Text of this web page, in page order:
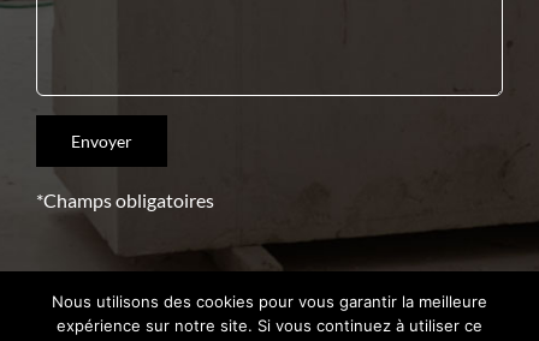
*Champs obligatoires
Copyright 2021 – Crédits Intrasite
Nous utilisons des cookies pour vous garantir la meilleure
expérience sur notre site. Si vous continuez à utiliser ce